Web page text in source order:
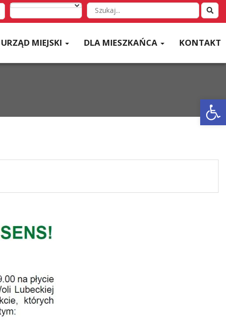
Wyszukaj
w
URZĄD MIEJSKI DLA MIESZKAŃCA KONTAKT